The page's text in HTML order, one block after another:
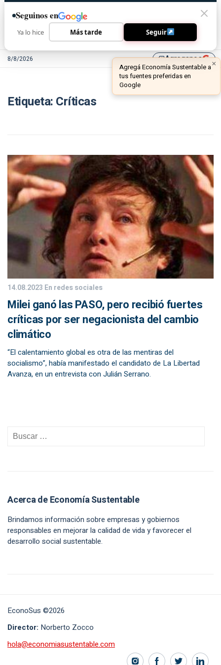
8/8/2026 library_addAgreganos ×
Agregá Economía Sustentable a
tus fuentes preferidas en
Google
Etiqueta: Críticas
14.08.2023 En redes sociales
Milei ganó las PASO, pero recibió fuertes
críticas por ser negacionista del cambio
climático
“El calentamiento global es otra de las mentiras del
socialismo”, había manifestado el candidato de La Libertad
Avanza, en un entrevista con Julián Serrano.
Acerca de Economía Sustentable
Brindamos información sobre empresas y gobiernos
responsables en mejorar la calidad de vida y favorecer el
desarrollo social sustentable.
EconoSus ©2026
Director: Norberto Zocco
hola@economiasustentable.com
Seguinos en
Ya lo hice Más tarde Seguir